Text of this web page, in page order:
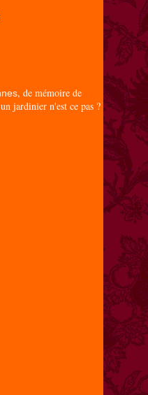
, de mémoire de
jardinier n'est ce pas ?